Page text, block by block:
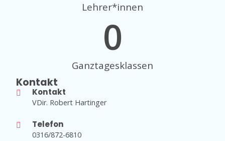
Lehrer*innen
0
Ganztagesklassen
Kontakt
Kontakt
VDir. Robert Hartinger
Telefon
0316/872-6810